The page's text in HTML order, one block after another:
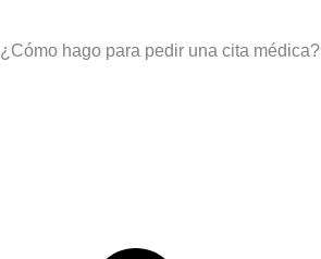
¿Cómo hago para pedir una cita médica?